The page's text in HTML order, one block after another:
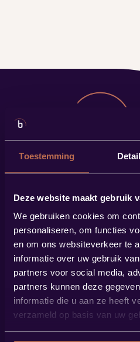
Toestemming
Deze website maakt gebruik
We gebruiken cookies om
personaliseren, om functies
en om ons websiteverkeer te
informatie over uw gebruik
partners voor social media,
partners kunnen deze
informatie die u aan ze heeft
verzameld op basis van uw
Contact
verkoop@bestbybest.nl
0485 57 14 88
Showroom
Steenstraat 144
5831 JK Boxmeer
Plan je route